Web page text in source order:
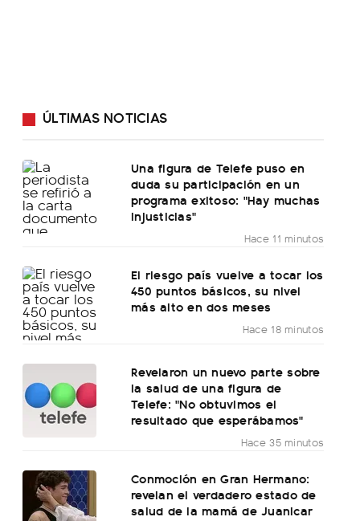
ÚLTIMAS NOTICIAS
Una figura de Telefe puso en
duda su participación en un
programa exitoso: "Hay muchas
injusticias"
Hace 11 minutos
El riesgo país vuelve a tocar los
450 puntos básicos, su nivel
más alto en dos meses
Hace 18 minutos
Revelaron un nuevo parte sobre
la salud de una figura de
Telefe: "No obtuvimos el
resultado que esperábamos"
Hace 35 minutos
Conmoción en Gran Hermano:
revelan el verdadero estado de
salud de la mamá de Juanicar